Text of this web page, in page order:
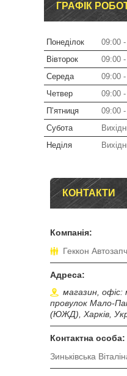
ГРАФІК
Понеділок 09:00
Вівторок
09:00
Середа
09:00
Четвер
09:00
Пʼятниця
09:00
Субота
Неділя
КОНТАКТИ
Геккон
магазин, офіс:
провулок Мало-
(ЮЖД), Харків,
Зиньківська